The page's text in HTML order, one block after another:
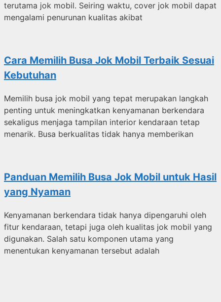
terutama jok mobil. Seiring waktu, cover jok mobil dapat
mengalami penurunan kualitas akibat
Cara Memilih Busa Jok Mobil Terbaik Sesuai
Kebutuhan
Memilih busa jok mobil yang tepat merupakan langkah
penting untuk meningkatkan kenyamanan berkendara
sekaligus menjaga tampilan interior kendaraan tetap
menarik. Busa berkualitas tidak hanya memberikan
Panduan Memilih Busa Jok Mobil untuk Hasil
yang Nyaman
Kenyamanan berkendara tidak hanya dipengaruhi oleh
fitur kendaraan, tetapi juga oleh kualitas jok mobil yang
digunakan. Salah satu komponen utama yang
menentukan kenyamanan tersebut adalah